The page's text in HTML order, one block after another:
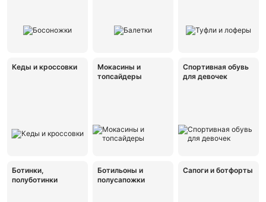
Кеды и кроссовки
Мокасины и
топсайдеры
Спортивная обувь
для девочек
Ботинки,
полуботинки
Ботильоны и
полусапожки
Сапоги и ботфорты